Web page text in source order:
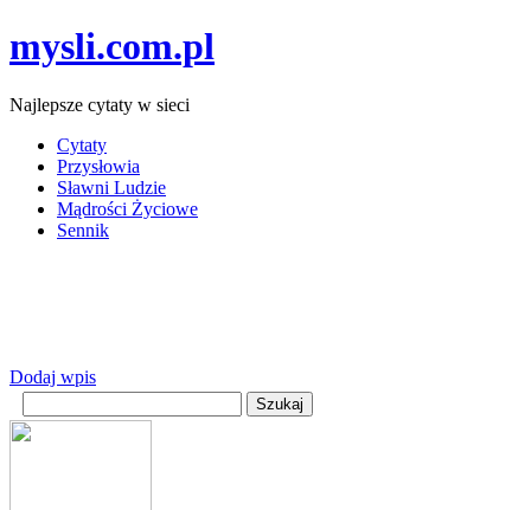
mysli.com.pl
Najlepsze cytaty w sieci
Cytaty
Przysłowia
Sławni Ludzie
Mądrości Życiowe
Sennik
Dodaj wpis